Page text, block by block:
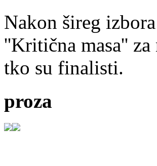
Nakon šireg
''Kritična masa''
tko su finalisti.
proza